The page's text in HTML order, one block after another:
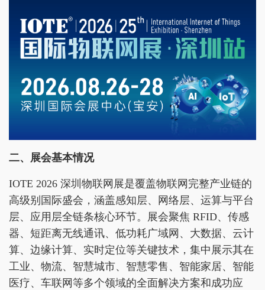
二、展会基本情况
IOTE 2026 深圳物联网展是覆盖物联网完整产业链的
高级别国际盛会，涵盖感知层、网络层、运算与平台
层、应用层全链条核心环节。展会聚焦 RFID、传感
器、短距离无线通讯、低功耗广域网、大数据、云计
算、边缘计算、实时定位等关键技术，集中展示其在
工业、物流、智慧城市、智慧零售、智能家居、智能
医疗、车联网等多个领域的全面解决方案和成功应